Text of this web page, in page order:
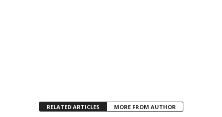
RELATED ARTICLES MORE FROM AUTHOR